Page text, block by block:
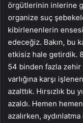
örgütlerinin inlerine
organize suç
kibirlenenlerin
edeceğiz. Bakın, bu
etkisiz hale getirdik.
54 binden fazla
varlığına karşı
azalttık. Hırsızlık
azaldı. Hemen
azalırken,